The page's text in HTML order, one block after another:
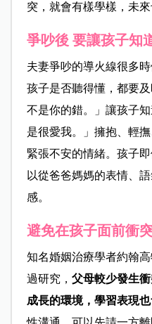
突，就會有樣學樣，未
爭吵後 要讓孩子知
夫妻爭吵的導火線很多
孩子是否聽得懂，都要
不是你的錯。」讓孩子
是很愛我。」擁抱、輕
緊張不安的情緒。孩子
以從爸爸媽媽的表情、
感。
避免在孩子面前衝
知名婚姻治療學者約翰高
過研究， 父母較少發生
成長的環境，學習表現